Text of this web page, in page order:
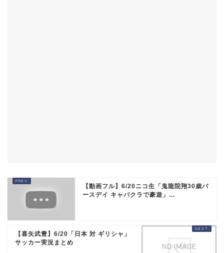
【動画フル】6/20ニコ生「鬼龍院翔30歳バ
ースデイ キャバクラで豪遊」...
【喜矢武豊】6/20「日本 対 ギリシャ」
サッカー実況まとめ